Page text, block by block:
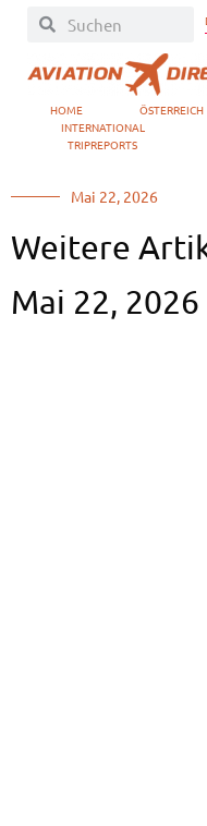
HOME ÖSTERREICH
INTERNATIONAL
TRIPREPORTS
Mai 22, 2026
Weitere
Mai 22, 2026